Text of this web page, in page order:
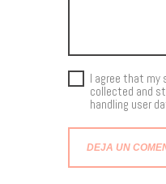
I agree that my
collected and
handling user